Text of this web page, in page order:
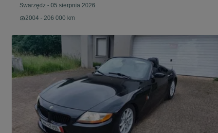
Swarzędz - 05 sierpnia 2026
2004 - 206 000 km